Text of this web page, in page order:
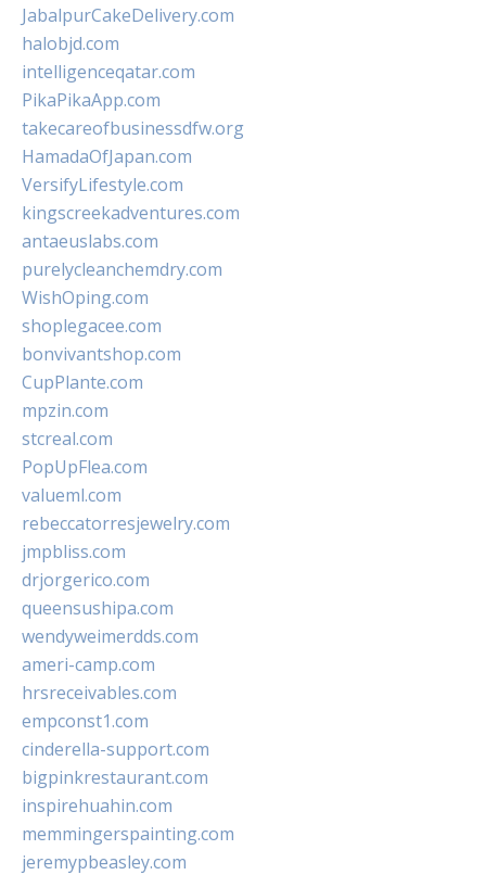
JabalpurCakeDelivery.com
halobjd.com
intelligenceqatar.com
PikaPikaApp.com
takecareofbusinessdfw.org
HamadaOfJapan.com
VersifyLifestyle.com
kingscreekadventures.com
antaeuslabs.com
purelycleanchemdry.com
WishOping.com
shoplegacee.com
bonvivantshop.com
CupPlante.com
mpzin.com
stcreal.com
PopUpFlea.com
valueml.com
rebeccatorresjewelry.com
jmpbliss.com
drjorgerico.com
queensushipa.com
wendyweimerdds.com
ameri-camp.com
hrsreceivables.com
empconst1.com
cinderella-support.com
bigpinkrestaurant.com
inspirehuahin.com
memmingerspainting.com
jeremypbeasley.com